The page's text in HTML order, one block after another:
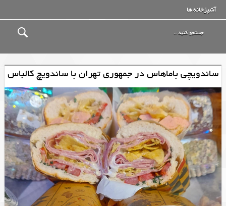
آشپزخانه ها
ساندویچی باماهاس در جمهوری تهران با ساندویچ کالباس